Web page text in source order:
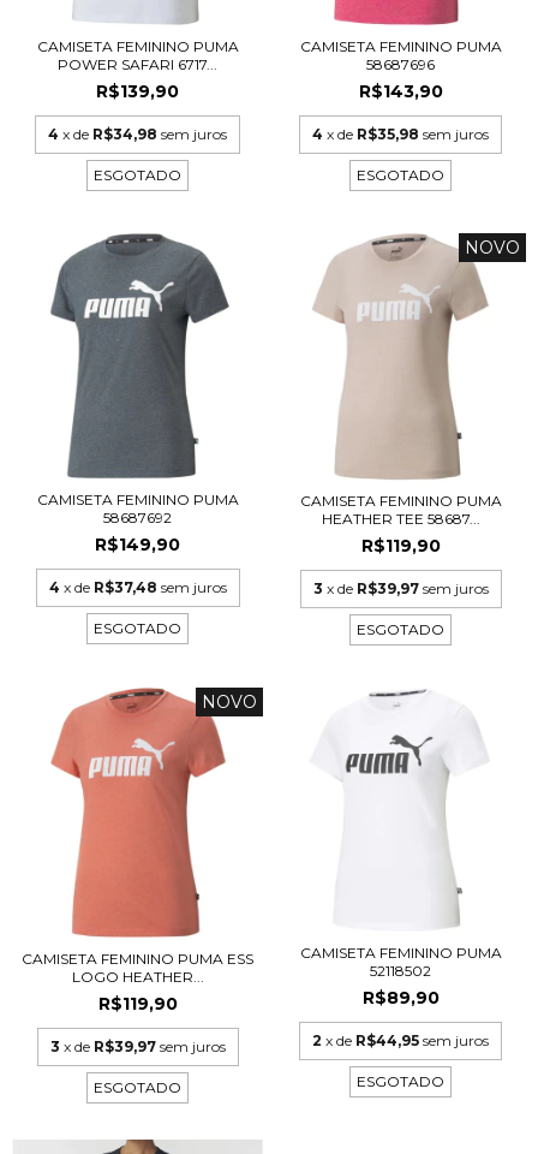
CAMISETA FEMININO PUMA
POWER SAFARI 6717...
R$139,90
4 x de R$34,98 sem juros
ESGOTADO
CAMISETA FEMININO PUMA
58687696
R$143,90
4 x de R$35,98 sem juros
ESGOTADO
CAMISETA FEMININO PUMA
58687692
R$149,90
4 x de R$37,48 sem juros
ESGOTADO
NOVO
CAMISETA FEMININO PUMA
HEATHER TEE 58687...
R$119,90
3 x de R$39,97 sem juros
ESGOTADO
NOVO
CAMISETA FEMININO PUMA ESS
LOGO HEATHER...
R$119,90
3 x de R$39,97 sem juros
ESGOTADO
CAMISETA FEMININO PUMA
52118502
R$89,90
2 x de R$44,95 sem juros
ESGOTADO